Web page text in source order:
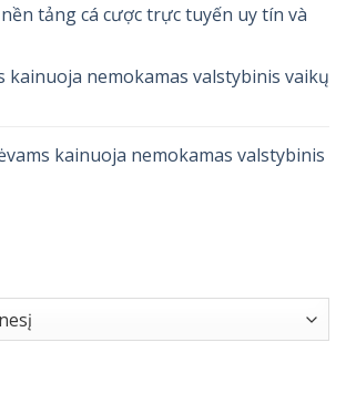
tảng cá cược trực tuyến uy tín và
kainuoja nemokamas valstybinis vaikų
kainuoja nemokamas valstybinis